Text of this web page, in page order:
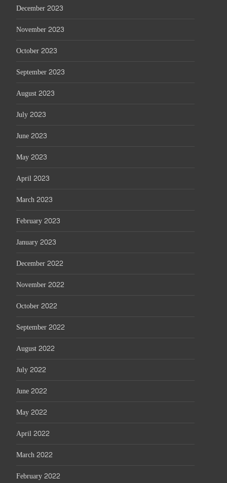
December 2023
November 2023
October 2023
September 2023
August 2023
July 2023
June 2023
May 2023
April 2023
March 2023
February 2023
January 2023
December 2022
November 2022
October 2022
September 2022
August 2022
July 2022
June 2022
May 2022
April 2022
March 2022
February 2022